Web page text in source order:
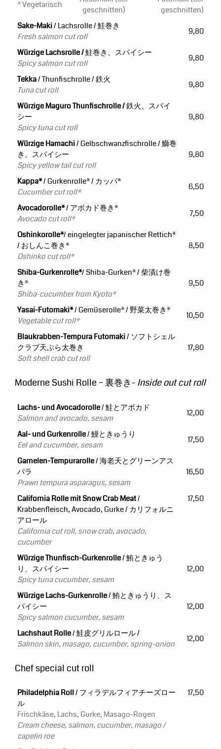
* Vegetarisch
geschnitten)
geschnitten)
Sake-Maki/ Lachsrolle / 鮭巻き
Fresh salmon cut roll
9,80
Würzige Lachsrolle /鮭巻き、スパイシー
Spicy salmon cut roll
9,80
Tekka/ Thunfischrolle / 鉄火
Tuna cut roll
9,80
Würzige Maguro Thunfischrolle /鉄火、スパイ
シー
Spicy tuna cut roll
9,80
Würzige Hamachi/ Gelbschwanzfischrolle / 鰤巻
き、スパイシー
Spicy yellow tail cut roll
9,80
Kappa*/ Gurkenrolle* / カッパ*
Cucumber cut roll*
6,50
Avocadorolle*/ アボカド巻き*
Avocado cut roll*
7,50
Oshinkorolle*/ eingelegter japanischer Rettich*
/ おしんこ巻き*
Oshinko cut roll*
8,50
Shiba-Gurkenrolle*/ Shiba-Gurken* / 柴漬け巻
き*
Shiba-cucumber from Kyoto*
9,50
Yasai-Futomaki*/ Gemüserolle* / 野菜太巻き*
Vegetable cut roll*
10,50
Blaukrabben-Tempura Futomaki/ ソフトシェル
クラブ天ぷら太巻き
Soft shell crab cut roll
17,80
Moderne Sushi Rolle – 裏巻き-Inside out cut roll
Lachs- und Avocadorolle/ 鮭とアボカド
Salmon and avocado, sesam
12,00
Aal- und Gurkenrolle/ 鰻ときゅうり
Eel and cucumber, sesam
17,50
Garnelen-Tempurarolle/ 海老天とグリーンアス
パラ
Prawn tempura asparagus, sesam
16,50
California Rolle mit Snow Crab Meat/
Krabbenfleisch, Avocado, Gurke / カリフォルニ
アロール
California cut roll, snow crab, avocado,
cucumber
17,50
Würzige Thunfisch-Gurkenrolle/ 鮪ときゅう
り、スパイシー
Spicy tuna cucumber, sesam
12,00
Würzige Lachs-Gurkenrolle/ 鮪ときゅうり、ス
パイシー
Spicy salmon cucumber, sesam
12,00
Lachshaut Rolle/ 鮭皮グリルロール /
Salmon skin, masago, cucumber, spring-onion
12,00
Chef special cut roll
Philadelphia Roll/ フィラデルフィアチーズロー
ル
Frischkäse, Lachs, Gurke, Masago-Rogen
Cream cheese, salmon, cucumber, masago /
capelin roe
17,50